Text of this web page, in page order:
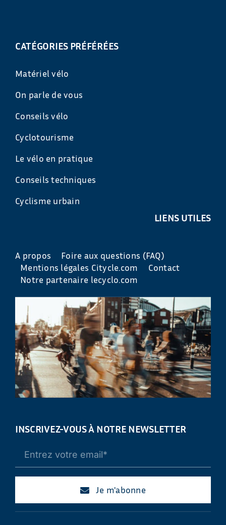
CATÉGORIES PRÉFÉRÉES
Matériel vélo
On parle de vous
Conseils vélo
Cyclotourisme
Le vélo en pratique
Conseils techniques
Cyclisme urbain
LIENS UTILES
A propos
Foire aux questions (FAQ)
Mentions légales Citycle.com
Contact
Notre partenaire lecyclo.com
INSCRIVEZ-VOUS À NOTRE NEWSLETTER
Je m'abonne